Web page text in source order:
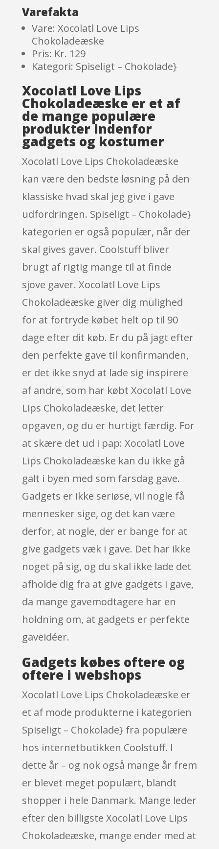
er
Varefakta
Vare: Xocolatl Love Lips
Chokoladeæske
Pris: Kr. 129
Kategori: Spiseligt – Chokolade}
Xocolatl Love Lips
Chokoladeæske er et af
de mange populære
produkter indenfor
gadgets og kostumer
Xocolatl Love Lips Chokoladeæske
kan være den bedste løsning på den
klassiske hvad skal jeg give i gave
udfordringen. Spiseligt – Chokolade}
kategorien er også populær, når der
skal gives gaver. Coolstuff bliver
brugt af rigtig mange til at finde
sjove gaver. Xocolatl Love Lips
Chokoladeæske giver dig mulighed
for at fortryde købet helt op til 90
dage efter dit køb. Er du på jagt efter
den perfekte gave til konfirmanden,
er det ikke snyd at lade sig inspirere
af andre, som har købt Xocolatl Love
Lips Chokoladeæske, det letter
opgaven, og du er hurtigt færdig. For
at skære det ud i pap: Xocolatl Love
Lips Chokoladeæske kan du ikke gå
galt i byen med som farsdag gave.
Gadgets er ikke seriøse, vil nogle få
mennesker sige, og det kan være
derfor, at nogle, der er bange for at
give gadgets væk i gave. Det har ikke
noget på sig, og du skal ikke lade det
afholde dig fra at give gadgets i gave,
da mange gavemodtagere har en
holdning om, at gadgets er perfekte
gaveidéer.
Gadgets købes oftere og
oftere i webshops
Xocolatl Love Lips Chokoladeæske er
et af mode produkterne i kategorien
Spiseligt – Chokolade} fra populære
hos internetbutikken Coolstuff. I
dette år – og nok også mange år frem
er blevet meget populært, blandt
shopper i hele Danmark. Mange leder
efter den billigste Xocolatl Love Lips
Chokoladeæske, mange ender med at